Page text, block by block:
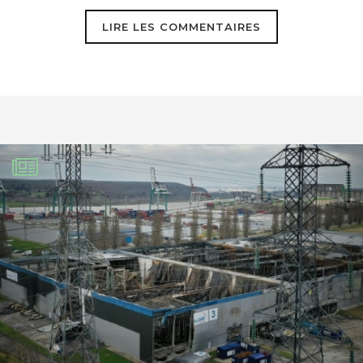
au Koweït ont amplement pollué l’air et
incendiés, brûlant sans arrêt pendant
des jours. L’épaisse fumée noire a tant
obscurcie le ciel que les températures
ont chuté de près de 10 degrés,
affectant l’écologie d’un immense
territoire. Saddam Hussein a également
ordonné l’ouverture d’un terminal
LIRE LES COMMENTAIRES